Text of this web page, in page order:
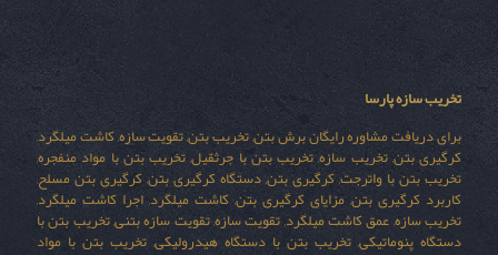
تخریب سازه پارسا
برای دریافت مشاوره رایگان برش بتن, تخریب بتن, تقویت سازه, کاشت میلگرد,
کرگیری بتن, تخریب سازه, تخریب بتن با جرثقیل, تخریب بتن با مواد منفجره,
تخریب بتن با واترجت, کرگیری بتن, دستگاه کرگیری بتن, کرگیری بتن مسلح,
کاربرد کرگیری بتن, مزایای کرگیری بتن, کاشت میلگرد, اجرا کاشت میلگرد,
تخریب سازه, عمق کاشت میلگرد, تقویت سازه, تقویت سازه بتنی, تخریب بتن با
دستگاه پنوماتیکی, تخریب بتن با دستگاه هیدرولیکی, تخریب بتن با مواد